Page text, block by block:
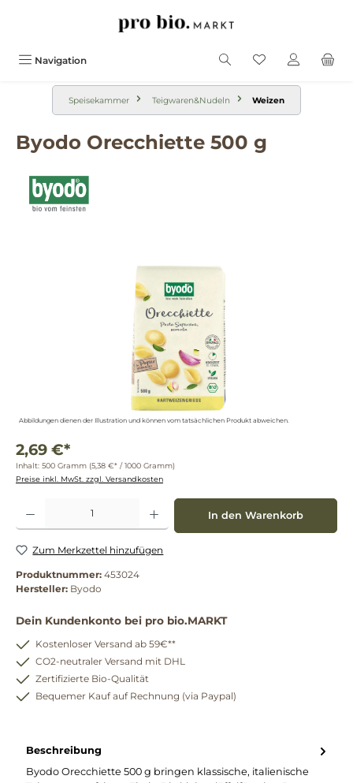
Navigation
Speisekammer Teigwaren&Nudeln Weizen
Byodo Orecchiette 500 g
Abbildungen dienen der Illustration und können vom tatsächlichen Produkt abweichen.
2,69 €*
Inhalt: 500 Gramm (5,38 €* / 1000 Gramm)
Preise inkl. MwSt. zzgl. Versandkosten
Produkt Anzahl: Gib den gewünschten Wert ein oder benutze die Schaltflächen um
In den Warenkorb
Zum Merkzettel hinzufügen
Produktnummer: 453024
Hersteller: Byodo
Dein Kundenkonto bei pro bio.MARKT
Kostenloser Versand ab 59€**
CO2-neutraler Versand mit DHL
Zertifizierte Bio-Qualität
Bequemer Kauf auf Rechnung (via Paypal)
Beschreibung
Byodo Orecchiette 500 g bringen klassische, italienische